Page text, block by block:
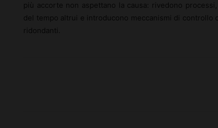
più accorte non aspettano la causa: rivedono
del tempo altrui e introducono meccanismi di controllo
ridondanti.